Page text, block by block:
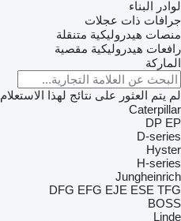
لوادر البناء
جرافات ذات عجلات
منصات هيدروليكية متنقلة
رافعات هيدروليكية مقصية
الماركة
لم يتم العثور على نتائج لهذا الاستعلام
Caterpillar
DP EP
D-series
Hyster
H-series
Jungheinrich
DFG EFG EJE ESE TFG
BOSS
Linde